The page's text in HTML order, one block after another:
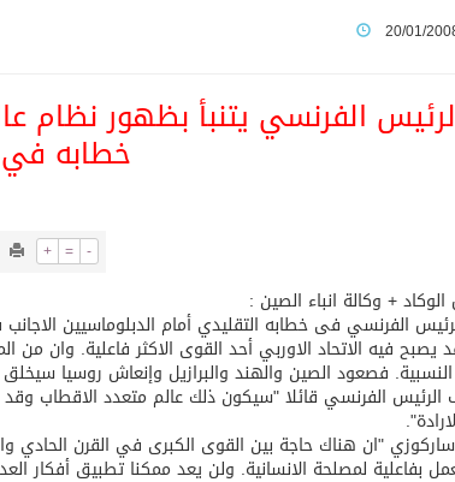
بصورة أكثر إيجابية من الولايات المتحدة
ضمن قائمة التراث العالمي
الحرمين الشريفين توثق أسماء الخلفاء الراشدين
اتفاقية تطوير مصانع جاهزة ومتخصصة في مجال
20/01/
الفرنسي يتنبأ بظهور
خطابه
+ = -
الوكاد + وكالة انباء الصين :
الفرنسي فى خطابه التقليدي أمام الدبلوماسيين
يصبح فيه الاتحاد الاوربي أحد القوى الاكثر فاعلية. وان من
النسبية. فصعود الصين والهند والبرازيل وإنعاش روسيا
الفرنسي قائلا "سيكون ذلك عالم متعدد الاقطاب وقد
"ان هناك حاجة بين القوى الكبرى في القرن الحادي
بفاعلية لمصلحة الانسانية. ولن يعد ممكنا تطبيق أفكار